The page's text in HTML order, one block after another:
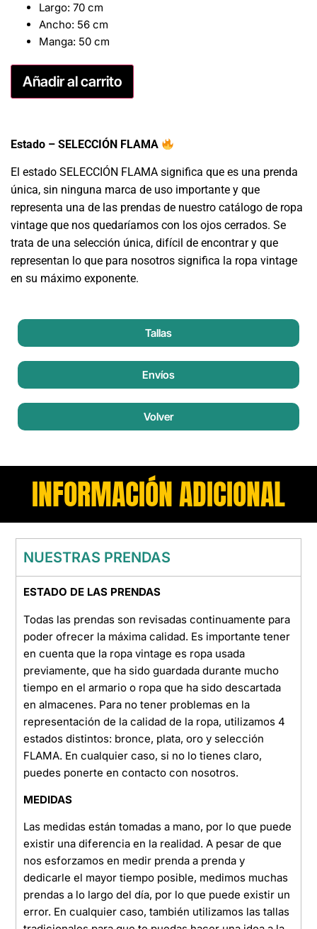
Largo: 70 cm
Ancho: 56 cm
Manga: 50 cm
Añadir al carrito
Estado – SELECCIÓN FLAMA
El estado SELECCIÓN FLAMA significa que es una prenda
única, sin ninguna marca de uso importante y que
representa una de las prendas de nuestro catálogo de ropa
vintage que nos quedaríamos con los ojos cerrados. Se
trata de una selección única, difícil de encontrar y que
representan lo que para nosotros significa la ropa vintage
en su máximo exponente.
Tallas
Envíos
Volver
INFORMACIÓN ADICIONAL
NUESTRAS PRENDAS
ESTADO DE LAS PRENDAS
Todas las prendas son revisadas continuamente para
poder ofrecer la máxima calidad. Es importante tener
en cuenta que la ropa vintage es ropa usada
previamente, que ha sido guardada durante mucho
tiempo en el armario o ropa que ha sido descartada
en almacenes. Para no tener problemas en la
representación de la calidad de la ropa, utilizamos 4
estados distintos: bronce, plata, oro y selección
FLAMA. En cualquier caso, si no lo tienes claro,
puedes ponerte en contacto con nosotros.
MEDIDAS
Las medidas están tomadas a mano, por lo que puede
existir una diferencia en la realidad. A pesar de que
nos esforzamos en medir prenda a prenda y
dedicarle el mayor tiempo posible, medimos muchas
prendas a lo largo del día, por lo que puede existir un
error. En cualquier caso, también utilizamos las tallas